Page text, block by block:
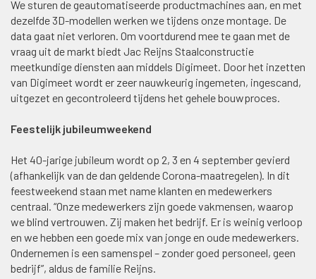
We sturen de geautomatiseerde productmachines aan, en met
dezelfde 3D-modellen werken we tijdens onze montage. De
data gaat niet verloren. Om voortdurend mee te gaan met de
vraag uit de markt biedt Jac Reijns Staalconstructie
meetkundige diensten aan middels Digimeet. Door het inzetten
van Digimeet wordt er zeer nauwkeurig ingemeten, ingescand,
uitgezet en gecontroleerd tijdens het gehele bouwproces.
Feestelijk jubileumweekend
Het 40-jarige jubileum wordt op 2, 3 en 4 september gevierd
(afhankelijk van de dan geldende Corona-maatregelen). In dit
feestweekend staan met name klanten en medewerkers
centraal. “Onze medewerkers zijn goede vakmensen, waarop
we blind vertrouwen. Zij maken het bedrijf. Er is weinig verloop
en we hebben een goede mix van jonge en oude medewerkers.
Ondernemen is een samenspel – zonder goed personeel, geen
bedrijf”, aldus de familie Reijns.